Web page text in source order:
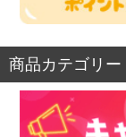
商品カテゴリー